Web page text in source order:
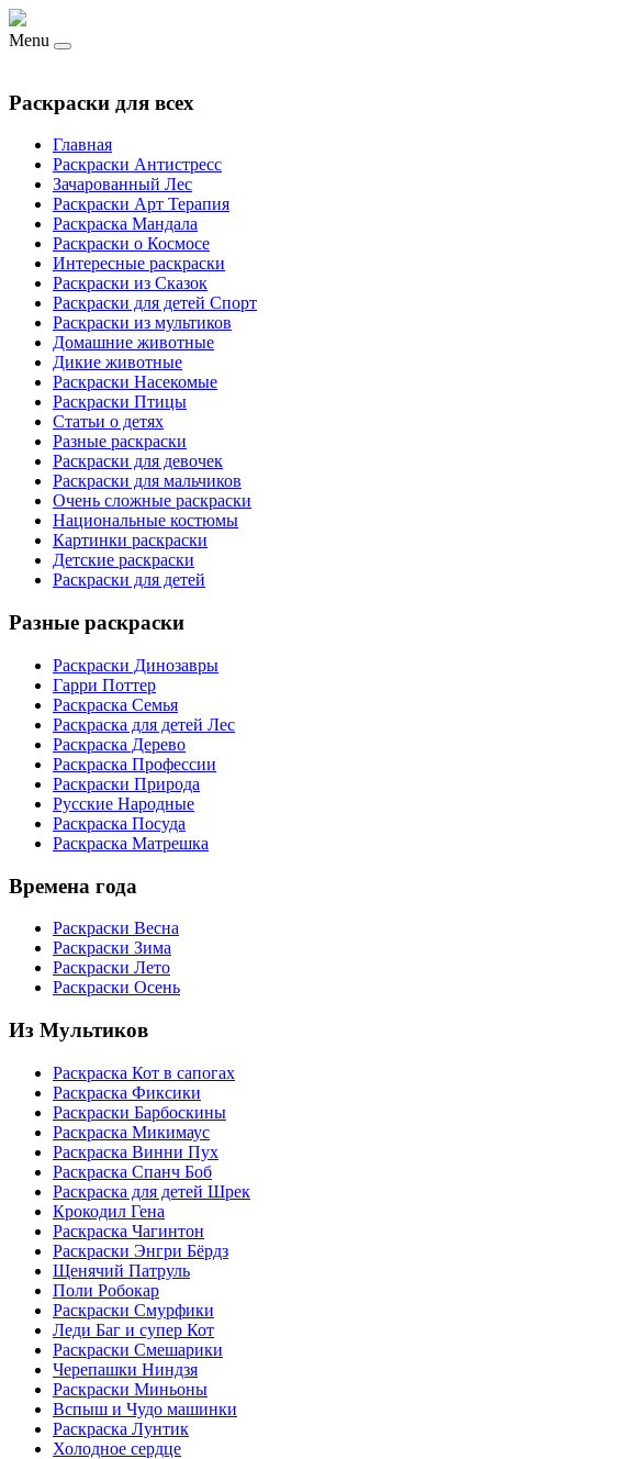
Menu
Раскраски для всех
Главная
Раскраски Антистресс
Зачарованный Лес
Раскраски Арт Терапия
Раскраска Мандала
Раскраски о Космосе
Интересные раскраски
Раскраски из Сказок
Раскраски для детей Спорт
Раскраски из мультиков
Домашние животные
Дикие животные
Раскраски Насекомые
Раскраски Птицы
Статьи о детях
Разные раскраски
Раскраски для девочек
Раскраски для мальчиков
Очень сложные раскраски
Национальные костюмы
Картинки раскраски
Детские раскраски
Раскраски для детей
Разные раскраски
Раскраски Динозавры
Гарри Поттер
Раскраска Семья
Раскраска для детей Лес
Раскраска Дерево
Раскраска Профессии
Раскраски Природа
Русские Народные
Раскраска Посуда
Раскраска Матрешка
Времена года
Раскраски Весна
Раскраски Зима
Раскраски Лето
Раскраски Осень
Из Мультиков
Раскраска Кот в сапогах
Раскраска Фиксики
Раскраски Барбоскины
Раскраска Микимаус
Раскраска Винни Пух
Раскраска Спанч Боб
Раскраска для детей Шрек
Крокодил Гена
Раскраска Чагинтон
Раскраски Энгри Бёрдз
Щенячий Патруль
Поли Робокар
Раскраски Смурфики
Леди Баг и супер Кот
Раскраски Смешарики
Черепашки Ниндзя
Раскраски Миньоны
Вспыш и Чудо машинки
Раскраска Лунтик
Холодное сердце